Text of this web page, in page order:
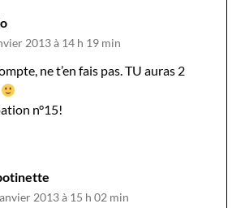
2013 à 14 h 19 min
ne t’en fais pas. TU auras 2
n°15!
2013 à 15 h 02 min